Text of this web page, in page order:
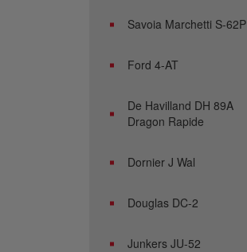
Savoia Marchetti S-62P
Ford 4-AT
De Havilland DH 89A
Dragon Rapide
Dornier J Wal
Douglas DC-2
Junkers JU-52